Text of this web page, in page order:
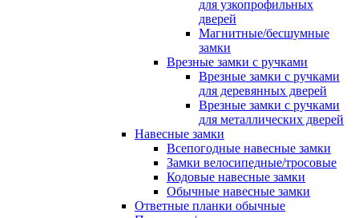
для узкопрофильных
дверей
Магнитные/бесшумные
замки
Врезные замки с ручками
Врезные замки с ручками
для деревянных дверей
Врезные замки с ручками
для металлических дверей
Навесные замки
Всепогодные навесные замки
Замки велосипедные/тросовые
Кодовые навесные замки
Обычные навесные замки
Ответные планки обычные